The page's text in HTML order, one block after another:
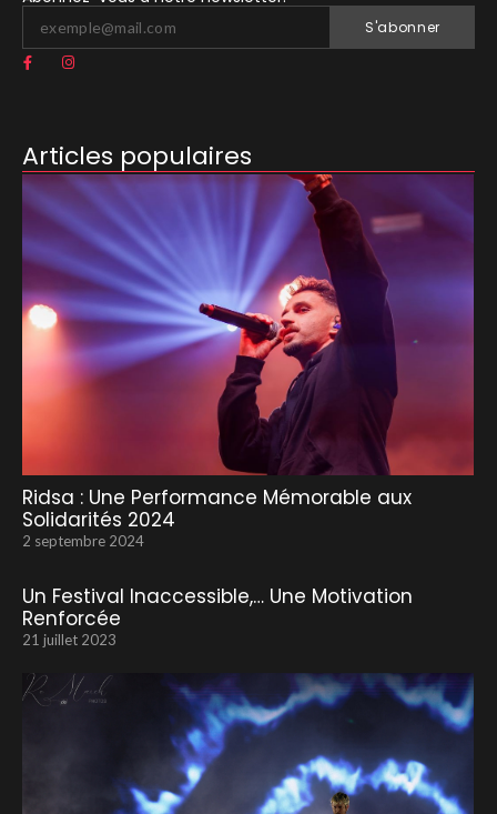
S'abonner
Articles populaires
Ridsa : Une Performance Mémorable aux
Solidarités 2024
2 septembre 2024
Un Festival Inaccessible,… Une Motivation
Renforcée
21 juillet 2023